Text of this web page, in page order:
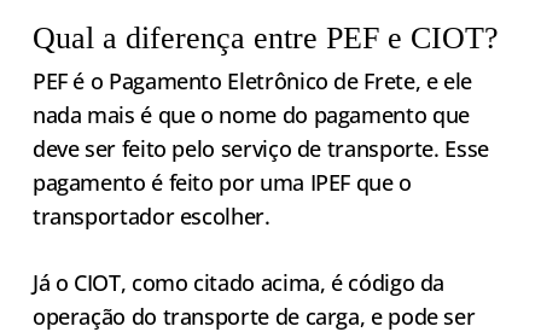
Qual a diferença entre PEF e CIOT?
PEF é o Pagamento Eletrônico de Frete, e ele
nada mais é que o nome do pagamento que
deve ser feito pelo serviço de transporte. Esse
pagamento é feito por uma IPEF que o
transportador escolher.
Já o CIOT, como citado acima, é código da
operação do transporte de carga, e pode ser